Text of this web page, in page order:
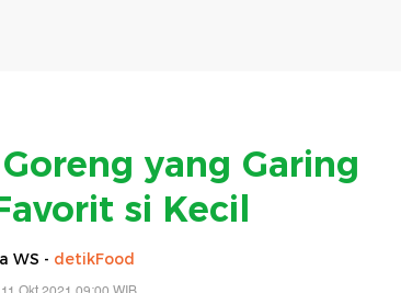
yang Garing
si Kecil
WS - detikFood